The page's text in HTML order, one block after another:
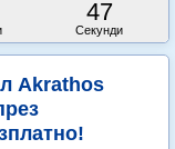
45
Секунди
Akrathos